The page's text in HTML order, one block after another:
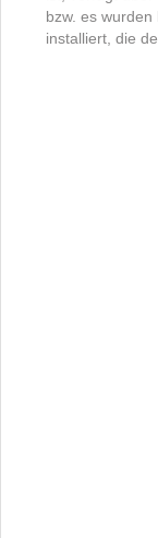
bzw. es
installiert, die